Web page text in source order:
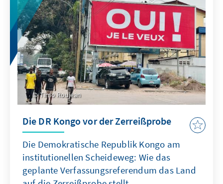
Timo Roujean
Die DR Kongo vor der Zerreißprobe
Die Demokratische Republik Kongo am
institutionellen Scheideweg: Wie das
geplante Verfassungsreferendum das Land